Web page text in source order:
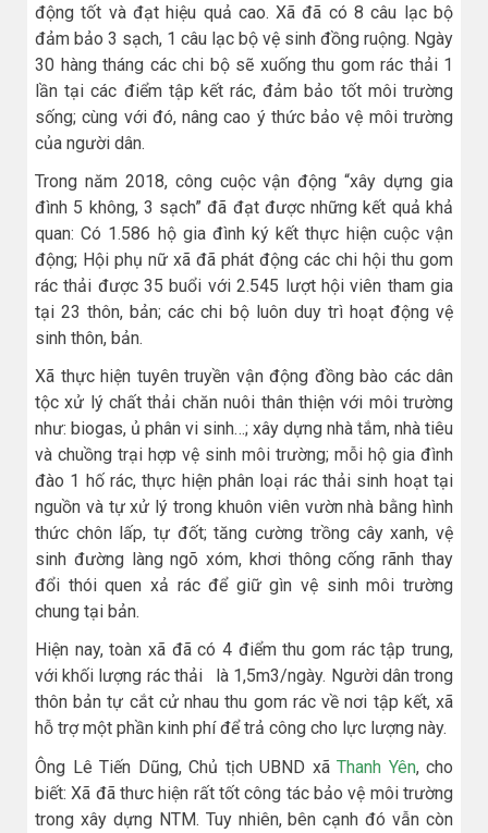
động tốt và đạt hiệu quả cao. Xã đã có 8 câu lạc bộ
đảm bảo 3 sạch, 1 câu lạc bộ vệ sinh đồng ruộng. Ngày
30 hàng tháng các chi bộ sẽ xuống thu gom rác thải 1
lần tại các điểm tập kết rác, đảm bảo tốt môi trường
sống; cùng với đó, nâng cao ý thức bảo vệ môi trường
của người dân.
Trong năm 2018, công cuộc vận động “xây dựng gia
đình 5 không, 3 sạch” đã đạt được những kết quả khả
quan: Có 1.586 hộ gia đình ký kết thực hiện cuộc vận
động; Hội phụ nữ xã đã phát động các chi hội thu gom
rác thải được 35 buổi với 2.545 lượt hội viên tham gia
tại 23 thôn, bản; các chi bộ luôn duy trì hoạt động vệ
sinh thôn, bản.
Xã thực hiện tuyên truyền vận động đồng bào các dân
tộc xử lý chất thải chăn nuôi thân thiện với môi trường
như: biogas, ủ phân vi sinh…; xây dựng nhà tắm, nhà tiêu
và chuồng trại hợp vệ sinh môi trường; mỗi hộ gia đình
đào 1 hố rác, thực hiện phân loại rác thải sinh hoạt tại
nguồn và tự xử lý trong khuôn viên vườn nhà bằng hình
thức chôn lấp, tự đốt; tăng cường trồng cây xanh, vệ
sinh đường làng ngõ xóm, khơi thông cống rãnh thay
đổi thói quen xả rác để giữ gìn vệ sinh môi trường
chung tại bản.
Hiện nay, toàn xã đã có 4 điểm thu gom rác tập trung,
với khối lượng rác thải là 1,5m3/ngày. Người dân trong
thôn bản tự cắt cử nhau thu gom rác về nơi tập kết, xã
hỗ trợ một phần kinh phí để trả công cho lực lượng này.
Ông Lê Tiến Dũng, Chủ tịch UBND xã Thanh Yên, cho
biết: Xã đã thưc hiện rất tốt công tác bảo vệ môi trường
trong xây dựng NTM. Tuy nhiên, bên cạnh đó vẫn còn